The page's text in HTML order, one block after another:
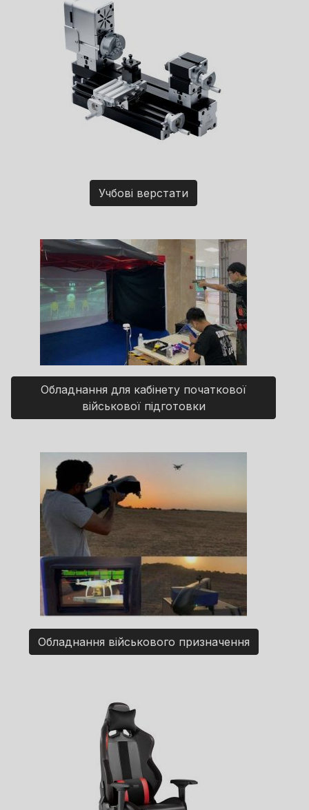
Учбові верстати
Обладнання для кабінету початкової
військової підготовки
Обладнання військового призначення